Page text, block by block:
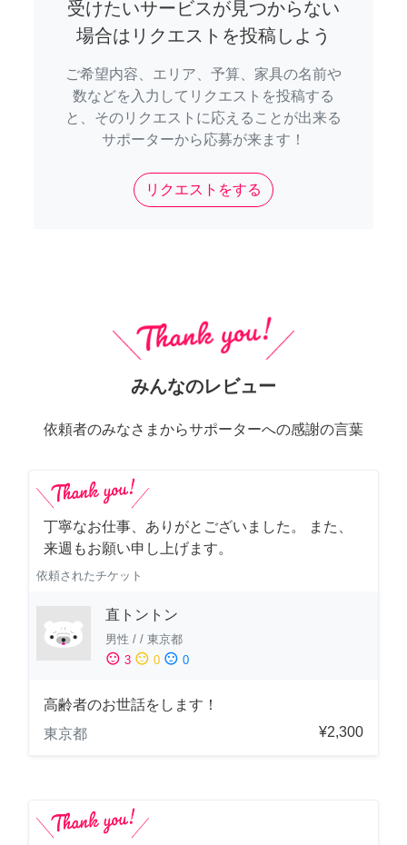
受けたいサービスが見つからない
場合はリクエストを投稿しよう
ご希望内容、エリア、予算、家具の名前や
数などを入力してリクエストを投稿する
と、そのリクエストに応えることが出来る
サポーターから応募が来ます！
リクエストをする
みんなのレビュー
依頼者のみなさまからサポーターへの感謝の言葉
丁寧なお仕事、ありがとございました。 また、
来週もお願い申し上げます。
依頼されたチケット
直トントン
男性 / / 東京都
sentiment_satisfied 3 sentiment_neutral 0 sentiment_dissatisfied 0
高齢者のお世話をします！
東京都
¥2,300